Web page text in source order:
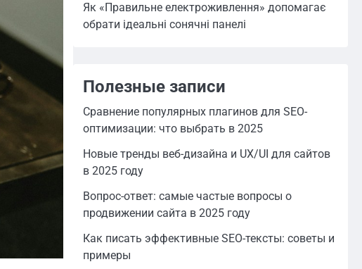
Як «Правильне електроживлення» допомагає
обрати ідеальні сонячні панелі
Полезные записи
Сравнение популярных плагинов для SEO-
оптимизации: что выбрать в 2025
Новые тренды веб-дизайна и UX/UI для сайтов
в 2025 году
Вопрос-ответ: самые частые вопросы о
продвижении сайта в 2025 году
Как писать эффективные SEO-тексты: советы и
примеры